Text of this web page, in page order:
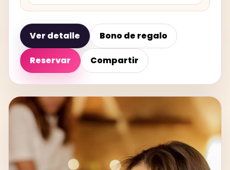
Ver detalle Bono de regalo
Reservar Compartir